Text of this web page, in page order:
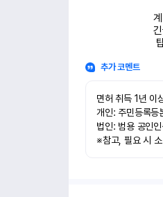
추가 코멘트
면허 취득 1년 이
개인: 주민등록등
법인: 범용 공인
※참고, 필요 시